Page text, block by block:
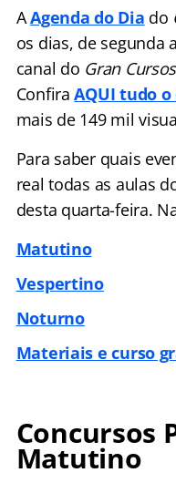
AAgenda do Dia do
os dias, de segunda
canal do Gran
ConfiraAQUI tudo
mais de 149 mil
Para saber quais
real todas as aulas
desta quarta-feira.
Matutino
Vespertino
Noturno
Materiais e curso
Concursos
Matutino